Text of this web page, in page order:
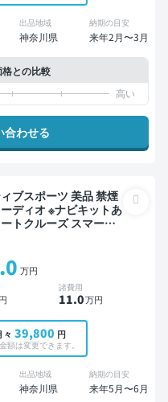
出品地域
神奈川県
納期の目安
来年2月〜3月
との比較
合わせる
ーツ 美品 禁煙
ディオ ※ナビキットあ
トクルーズ スマート
.0 万円
諸費用
11.0万円
々 39,800 円
額は変更できます。
出品地域
神奈川県
納期の目安
来年5月〜6月